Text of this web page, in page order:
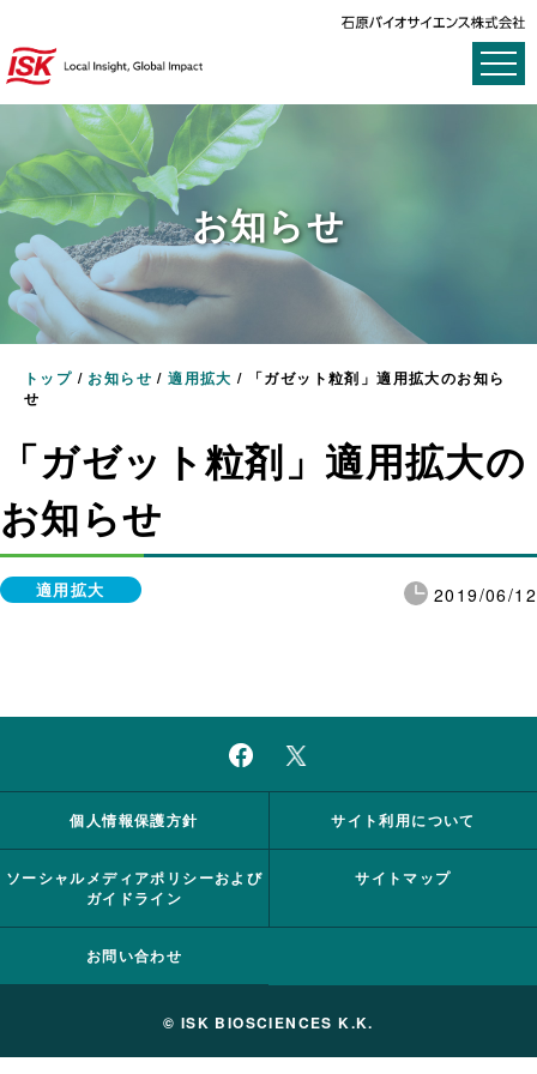
お知らせ
トップ / お知らせ /適用拡大 /
「ガゼット粒剤」適用拡大のお知ら
せ
「ガゼット粒剤」適用拡大の
お知らせ
2019/06/12
適用拡大
個人情報保護方針 サイト利用について
ソーシャルメディアポリシーおよび
ガイドライン
サイトマップ
お問い合わせ
© ISK BIOSCIENCES K.K.